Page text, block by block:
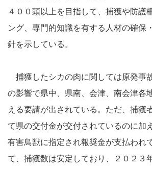
４００頭以上を目指して、捕獲や防護
ング、専門的知識を有する人材の確保
針を示している。
捕獲したシカの肉に関しては原発事
の影響で県中、県南、会津、南会津各
える要請が出されている。ただ、捕獲
て県の交付金が交付されているのに加
有害鳥獣に指定され報奨金が支払われ
て、捕獲数は安定しており、２０２３